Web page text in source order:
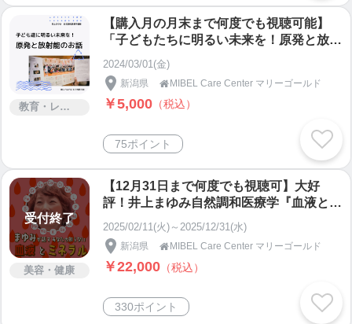
教育・レッスン・講習
【購入月の月末まで何度でも視聴可能】
「子どもたちに明るい未来を！原発と放射
能のお話」井上まゆみ自然調和医療学講座
2024/03/01(金)
新潟県 MIBEL Care Center マリーゴールド
￥5,000 （税込）
75ポイント
受付終了
美容・健康
【12月31日まで何度でも視聴可】大好
評！井上まゆみ自然調和医療学『血液とミ
ネラルと有害金属』受け放題！
2025/02/11(火)～2025/12/31(水)
新潟県 MIBEL Care Center マリーゴールド
￥22,000 （税込）
330ポイント